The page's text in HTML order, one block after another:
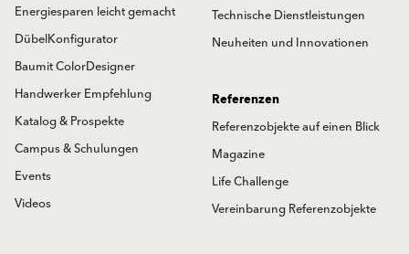
Energiesparen leicht gemacht
DübelKonfigurator
Baumit ColorDesigner
Handwerker Empfehlung
Katalog & Prospekte
Campus & Schulungen
Events
Videos
Technische Dienstleistungen
Neuheiten und Innovationen
Referenzen
Referenzobjekte auf einen Blick
Magazine
Life Challenge
Vereinbarung Referenzobjekte